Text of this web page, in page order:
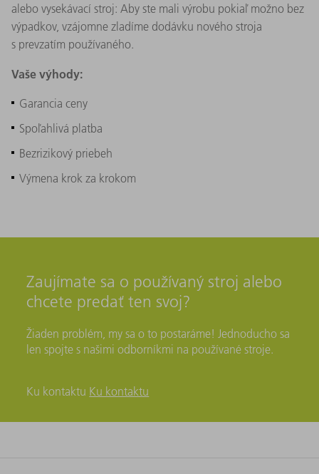
alebo vysekávací stroj: Aby ste mali výrobu pokiaľ možno bez
výpadkov, vzájomne zladíme dodávku nového stroja
s prevzatím používaného.
Vaše výhody:
Garancia ceny
Spoľahlivá platba
Bezrizikový priebeh
Výmena krok za krokom
Zaujímate sa o používaný stroj alebo
chcete predať ten svoj?
Žiaden problém, my sa o to postaráme! Jednoducho sa
len spojte s našimi odborníkmi na používané stroje.
Ku kontaktu Ku kontaktu